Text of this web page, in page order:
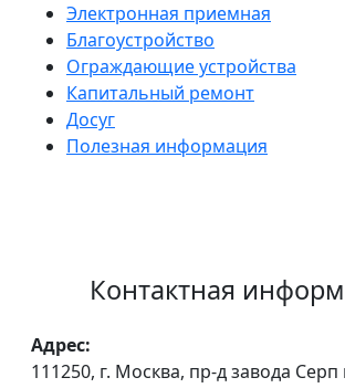
Электронная приемная
Благоустройство
Ограждающие устройства
Капитальный ремонт
Досуг
Полезная информация
Контактная
Адрес:
111250, г. Москва, пр-д завода